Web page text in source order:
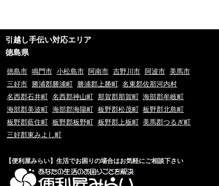
③荒天（大雨・大雪・強風など）の場合は、作業日を変更させていただく場
合もございます。あらかじめご了承下さい。
下見をさせて頂くにあたり下見料として5,500円(税込)を申し受けます。
⑤下見当日に作業が出来ない場合は下見料金5,500円(税込)を申し受けま
す。また下見にお伺いした作業員が承ることが出来ない作業内容と判断した
場合も、5,500円(税込)を申し受けます。
⑥料金提示について、お電話やメッセージでのご案内の料金と現場を拝見さ
ムは一切お受け付けておりません。※現場の環境やお客様のご依頼内容によ
って料金が変動するため
⑧当サイトはお客様に登録業者を紹介するサービスです。
⑨お客様と当サイト登録業者でトラブルになった場合、当サイトは一切責任
を負いかねますのでご了承の程宜しくお願いいたします。ご契約の際は慎重
引越し手伝い対応エリア
徳島県
徳島市 鳴門市 小松島市 阿南市 吉野川市 阿波市
美馬市
三好市
勝浦郡勝浦町 勝浦郡上勝町 名東郡佐那河内村
名西郡石井町 名西郡神山町 那賀郡那賀町 海部郡牟岐町
海部郡美波町 海部郡海陽町 板野郡松茂町 板野郡北島町
板野郡藍住町 板野郡板野町 板野郡上板町 美馬郡つるぎ町
三好郡東みよし町
【便利屋みらい】生活でお困りの場合はお気軽にご相談下さい